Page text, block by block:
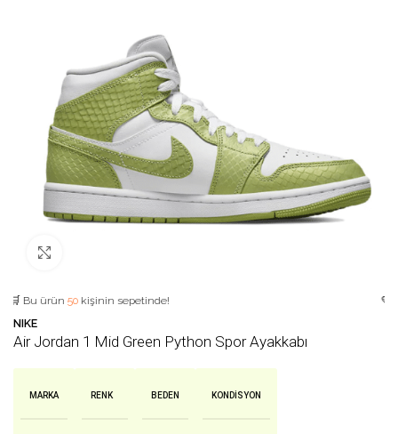
ürün50kişinin sepetinde! 💛 Favori
NIKE
Air Jordan 1 Mid Green Python Spor Ayakkabı
MARKA RENK BEDEN KONDISYON